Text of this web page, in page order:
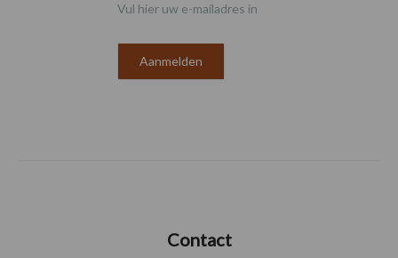
Vul hier uw e-mailadres in
Contact